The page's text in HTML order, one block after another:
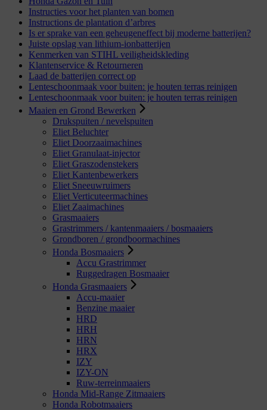
Instructies voor het planten van bomen
Instructions de plantation d’arbres
Is er sprake van een geheugeneffect bij moderne batterijen?
Juiste opslag van lithium-ionbatterijen
Kenmerken van STIHL veiligheidskleding
Klantenservice & Retourneren
Laad de batterijen correct op
Lenteschoonmaak voor buiten: je houten terras reinigen
Lenteschoonmaak voor buiten: je houten terras reinigen
Maaien en Grond Bewerken
Drukspuiten / nevelspuiten
Eliet Beluchter
Eliet Doorzaaimachines
Eliet Granulaat-injector
Eliet Graszodenstekers
Eliet Kantenbewerkers
Eliet Sneeuwruimers
Eliet Verticuteermachines
Eliet Zaaimachines
Grasmaaiers
Grastrimmers / kantenmaaiers / bosmaaiers
Grondboren / grondboormachines
Honda Bosmaaiers
Accu Grastrimmer
Ruggedragen Bosmaaier
Honda Grasmaaiers
Accu-maaier
Benzine maaier
HRD
HRH
HRN
HRX
IZY
IZY-ON
Ruw-terreinmaaiers
Honda Mid-Range Zitmaaiers
Honda Robotmaaiers